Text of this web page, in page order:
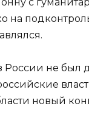
на
России не был
новый